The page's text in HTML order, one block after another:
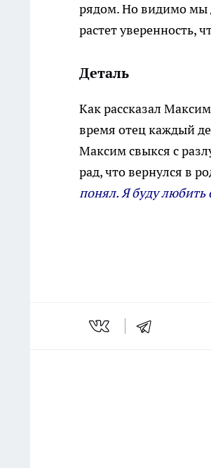
рядом. Но видимо мы
растет уверенность,
Деталь
Как рассказал
время отец каждый
Максим свыкся с
рад, что вернулся в
понял. Я буду любить